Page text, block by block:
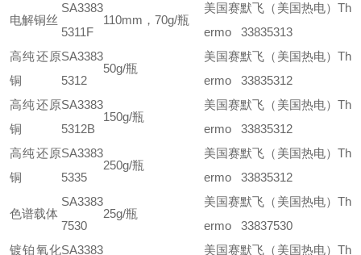
电解铜丝
SA3383
5311F
110mm，70g/瓶
美国赛默飞（美国热电）Th
ermo 33835313
高纯还原
铜
SA3383
5312
50g/瓶
美国赛默飞（美国热电）Th
ermo 33835312
高纯还原
铜
SA3383
5312B
150g/瓶
美国赛默飞（美国热电）Th
ermo 33835312
高纯还原
铜
SA3383
5335
250g/瓶
美国赛默飞（美国热电）Th
ermo 33835312
色谱载体
SA3383
7530
25g/瓶
美国赛默飞（美国热电）Th
ermo 33837530
镀铂氧化SA3383
美国赛默飞（美国热电）Th